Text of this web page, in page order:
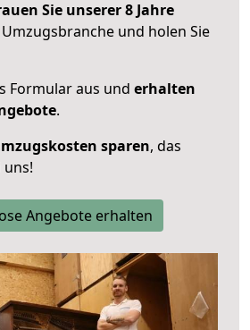
Sie unserer 8 Jahre
und holen Sie
Formular aus und erhalten
.
sparen, das
Angebote erhalten